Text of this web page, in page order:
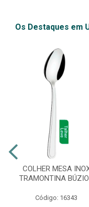
Os Destaques em
COLHER MESA
TRAMONTINA
Código: 16343